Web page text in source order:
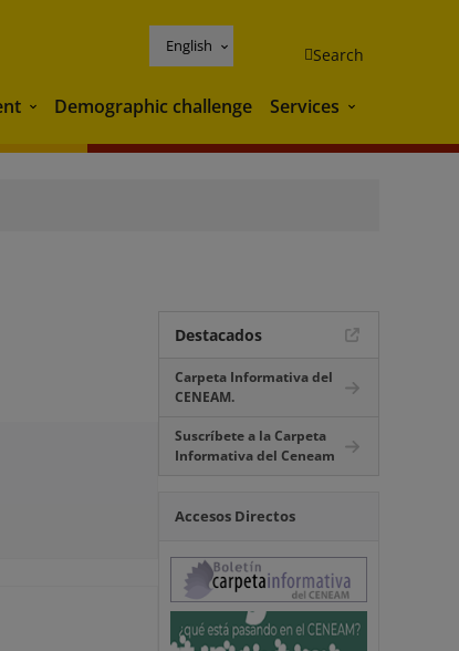
English Search
Environment
Demographic challenge Services Services
Destacados
Carpeta Informativa del
CENEAM.
Suscríbete a la Carpeta
Informativa del Ceneam
Accesos Directos